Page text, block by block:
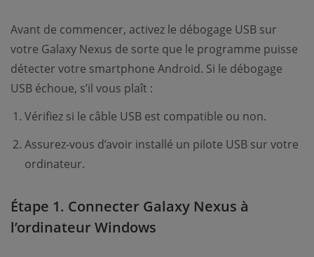
Avant de commencer, activez le débogage USB sur
votre Galaxy Nexus de sorte que le programme puisse
détecter votre smartphone Android. Si le débogage
USB échoue, s’il vous plaît :
Vérifiez si le câble USB est compatible ou non.
Assurez-vous d’avoir installé un pilote USB sur votre
ordinateur.
Étape 1. Connecter Galaxy Nexus à
l’ordinateur Windows